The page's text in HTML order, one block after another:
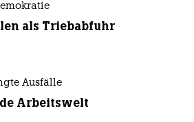
als Triebabfuhr
Ausfälle
Arbeitswelt